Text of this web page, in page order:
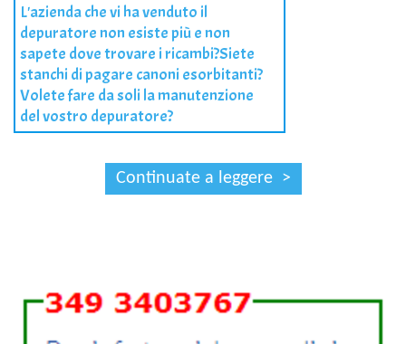
L'azienda che vi ha venduto il
depuratore non esiste più e non
sapete dove trovare i ricambi?Siete
stanchi di pagare canoni esorbitanti?
Volete fare da soli la manutenzione
del vostro depuratore?